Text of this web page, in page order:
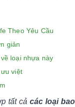
Theo Yêu Cầu
giản
loại nhựa này
việt
tất cả các loại